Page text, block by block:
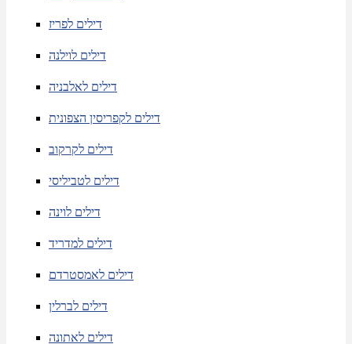
דילים לפריז
דילים לוילנה
דילים לאלבניה
דילים לקפריסין הצפונית
דילים לקרקוב
דילים לטביליסי
דילים לוינה
דילים למדריד
דילים לאמסטרדם
דילים לברלין
דילים לאתונה